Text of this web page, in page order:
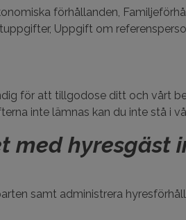
förhållanden,
Uppgift om
för att tillgodose ditt och vårt
inte lämnas kan du inte stå i
med hyresgäst
samt administrera